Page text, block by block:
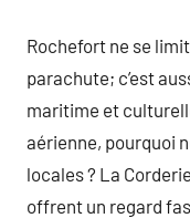
Rochefort ne se
parachute; c’est
maritime et
aérienne, pourquoi
locales ? La
offrent un regard